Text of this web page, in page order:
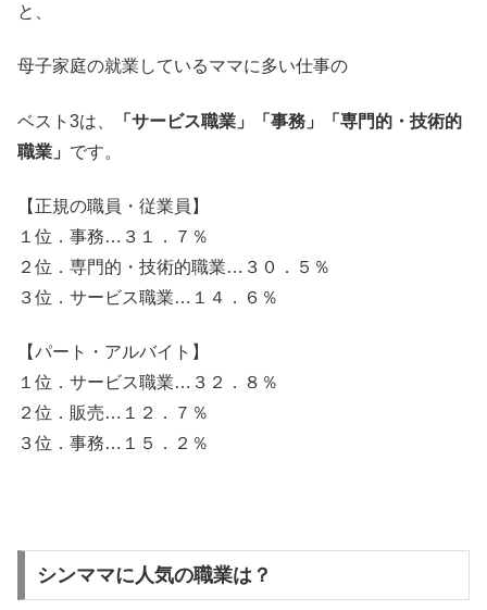
と、
母子家庭の就業しているママに多い仕事の
ベスト3は、
「サービス職業」「事務」「専門的・技術的
職業」 です。
【正規の職員・従業員】
１位．事務…３１．７％
２位．専門的・技術的職業…３０．５％
３位．サービス職業…１４．６％
【パート・アルバイト】
１位．サービス職業…３２．８％
２位．販売…１２．７％
３位．事務…１５．２％
シンママに人気の職業は？